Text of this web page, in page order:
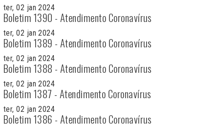
ter, 02 jan 2024
Boletim 1390 - Atendimento Coronavírus
ter, 02 jan 2024
Boletim 1389 - Atendimento Coronavírus
ter, 02 jan 2024
Boletim 1388 - Atendimento Coronavírus
ter, 02 jan 2024
Boletim 1387 - Atendimento Coronavírus
ter, 02 jan 2024
Boletim 1386 - Atendimento Coronavírus